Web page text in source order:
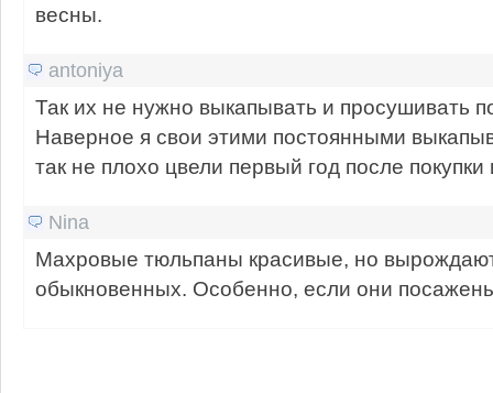
весны.
antoniya
Так их не нужно выкапывать и просушивать
Наверное я свои этими постоянными
так не плохо цвели первый год после покупки
Nina
Махровые тюльпаны красивые, но
обыкновенных. Особенно, если они